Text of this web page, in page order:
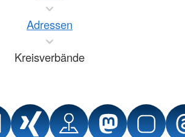
Adressen
Kreisverbände